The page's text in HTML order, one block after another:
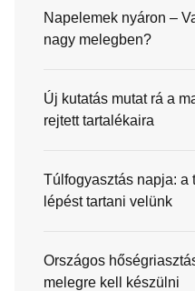
Napelemek nyáron –
nagy melegben?
Új kutatás mutat rá a
rejtett tartalékaira
Túlfogyasztás napja: a
lépést tartani velünk
Országos
melegre kell készülni